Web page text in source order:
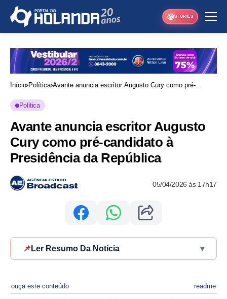
STORIES
Início Política Avante anuncia escritor Augusto Cury como pré-
Política
Avante anuncia escritor Augusto
Cury como pré-candidato à
Presidência da República
05/04/2026 às 17h17
📌 Ler Resumo Da Notícia ▾
ouça este conteúdo readme